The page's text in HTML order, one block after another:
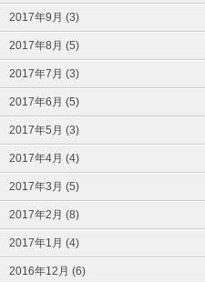
2017年9月 (3)
2017年8月 (5)
2017年7月 (3)
2017年6月 (5)
2017年5月 (3)
2017年4月 (4)
2017年3月 (5)
2017年2月 (8)
2017年1月 (4)
2016年12月 (6)